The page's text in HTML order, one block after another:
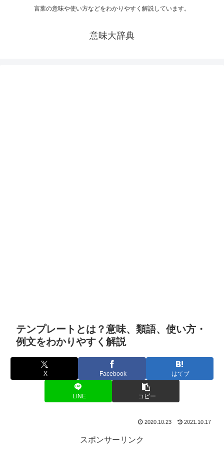
言葉の意味や使い方などをわかりやすく解説しています。
意味大辞典
テンプレートとは？意味、類語、使い方・
例文をわかりやすく解説
X Facebook はてブ
LINE コピー
2020.10.23 2021.10.17
スポンサーリンク